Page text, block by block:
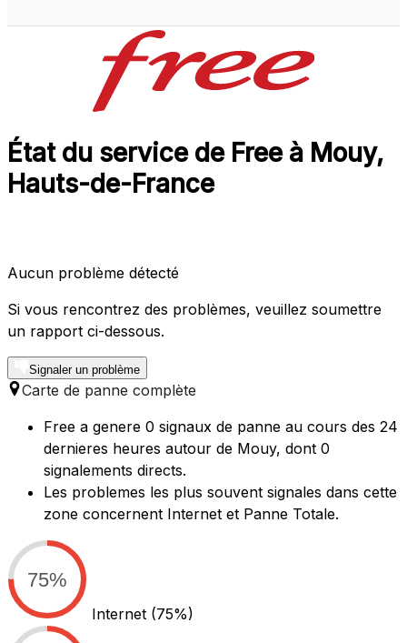
État du service de Free à Mouy,
Hauts-de-France
Aucun problème détecté
Si vous rencontrez des problèmes, veuillez soumettre
un rapport ci-dessous.
Signaler un problème
Carte de panne complète
Free a genere 0 signaux de panne au cours des 24
dernieres heures autour de Mouy, dont 0
signalements directs.
Les problemes les plus souvent signales dans cette
zone concernent Internet et Panne Totale.
75%
Internet (75%)